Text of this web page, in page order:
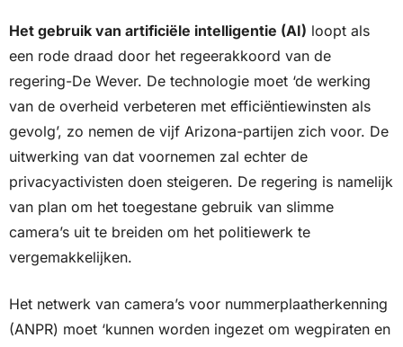
Het gebruik van artificiële intelligentie (AI) loopt als
een rode draad door het regeerakkoord van de
regering-De Wever. De technologie moet ‘de werking
van de overheid verbeteren met efficiëntiewinsten als
gevolg’, zo nemen de vijf Arizona-partijen zich voor. De
uitwerking van dat voornemen zal echter de
privacyactivisten doen steigeren. De regering is namelijk
van plan om het toegestane gebruik van slimme
camera’s uit te breiden om het politiewerk te
vergemakkelijken.
Het netwerk van camera’s voor nummerplaatherkenning
(ANPR) moet ‘kunnen worden ingezet om wegpiraten en